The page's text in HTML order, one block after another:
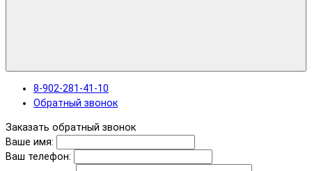
8-902-281-41-10
Обратный звонок
Заказать обратный звонок
Ваше имя:
Ваш телефон: